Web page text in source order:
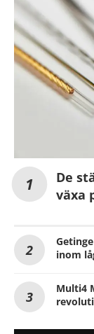
De
växa
inom
Multi4